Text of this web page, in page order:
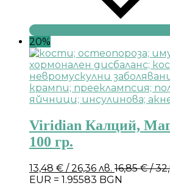
20%
Viridian Калций,
100 гр.
13,48 € / 26,36 лв. 16,85€/
EUR = 1.95583 BGN